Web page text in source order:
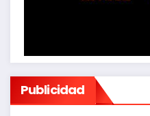
Publicidad